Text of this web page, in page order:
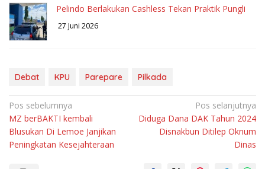
Pelindo Berlakukan Cashless Tekan Praktik Pungli
27 Juni 2026
Debat KPU Parepare Pilkada
Navigasi
pos
Pos sebelumnya
MZ berBAKTI kembali
Blusukan Di Lemoe Janjikan
Peningkatan Kesejahteraan
Pos selanjutnya
Diduga Dana DAK Tahun 2024
Disnakbun Ditilep Oknum
Dinas